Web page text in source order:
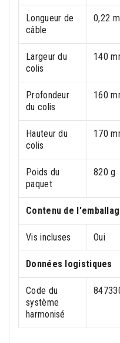
Longueur de
câble
0,22 m
Largeur du
colis
140
Profondeur
du colis
160
Hauteur du
colis
170
Poids du
paquet
820 g
Contenu de
Vis incluses Oui
Données logistiques
Code du
système
harmonisé